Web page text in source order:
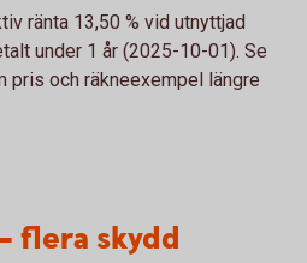
ränta 13,50 % vid utnyttjad
under 1 år (2025-10-01). Se
pris och räkneexempel längre
flera skydd